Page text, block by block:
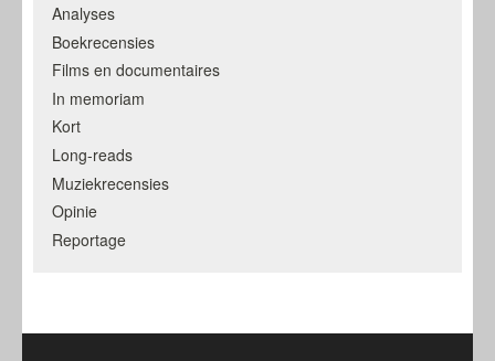
Analyses
Boekrecensies
Films en documentaires
In memoriam
Kort
Long-reads
Muziekrecensies
Opinie
Reportage